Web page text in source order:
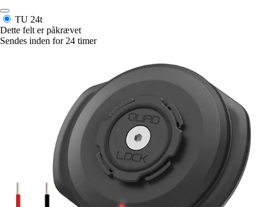
TU 24t
Dette felt er påkrævet
Sendes inden for 24 timer